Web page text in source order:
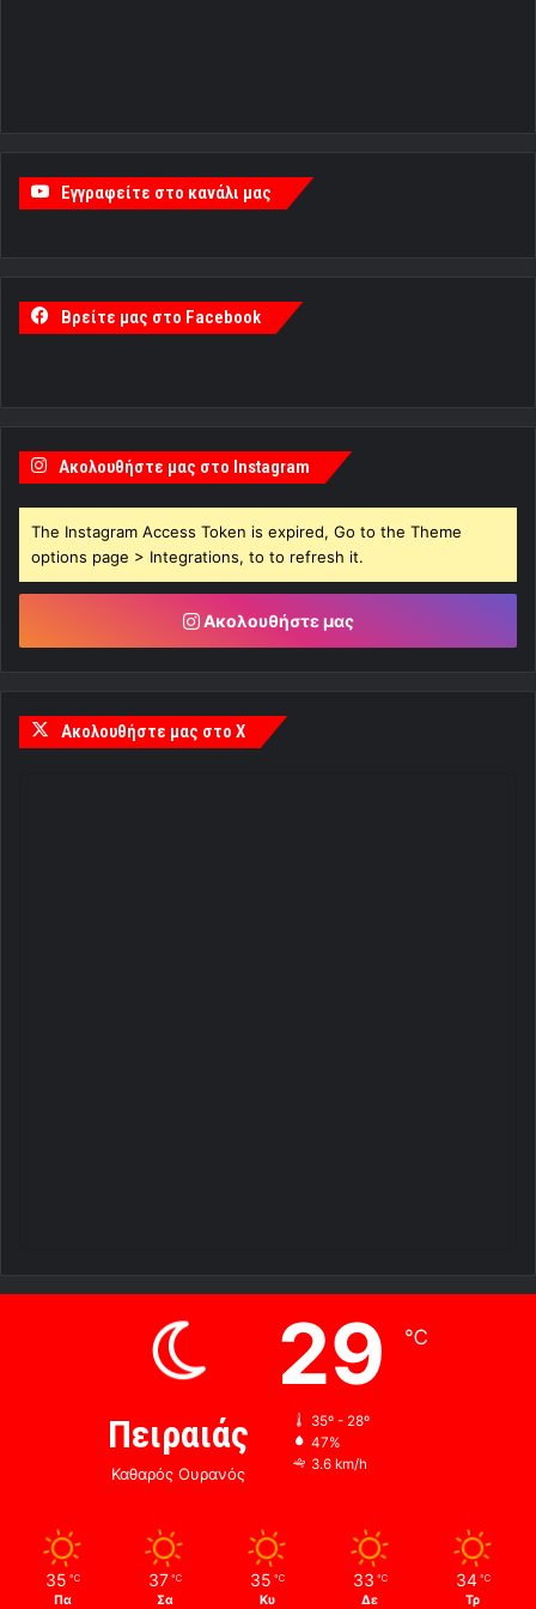
Εγγραφείτε στο κανάλι μας
Βρείτε μας στο Facebook
Ακολουθήστε μας στο Instagram
The Instagram Access Token is expired, Go to the Theme
options page > Integrations, to to refresh it.
Ακολουθήστε μας
Ακολουθήστε μας στο X
Πειραιάς
Καθαρός Ουρανός
29 ℃
35º - 28º
47%
3.6 km/h
35 ℃
Πα
37 ℃
Σα
35 ℃
Κυ
33 ℃
Δε
34 ℃
Τρ